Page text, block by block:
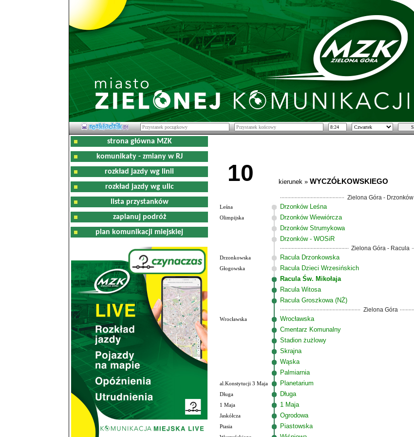
strona główna MZK
komunikaty - zmiany w RJ
rozkład jazdy wg linii
rozkład jazdy wg ulic
lista przystanków
zaplanuj podróż
plan komunikacji miejskiej
10 kierunek » WYCZÓŁKOWSKIEGO
Zielona Góra - Drzonków
Leśna Drzonków Leśna
Olimpijska Drzonków Wiewiórcza
Drzonków Strumykowa
Drzonków - WOSiR
Zielona Góra - Racula
Drzonkowska Racula Drzonkowska
Głogowska Racula Dzieci Wrzesińskich
Racula Św. Mikołaja
Racula Witosa
Racula Groszkowa (NŻ)
Zielona Góra
Wrocławska Wrocławska
Cmentarz Komunalny
Stadion żużlowy
Skrajna
Wąska
Palmiarnia
al.Konstytucji 3 Maja
Planetarium
Długa
Długa
1 Maja
1 Maja
Jaskółcza
Ogrodowa
Ptasia
Piastowska